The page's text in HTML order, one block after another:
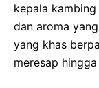
kepala
dan aroma
yang khas
meresap